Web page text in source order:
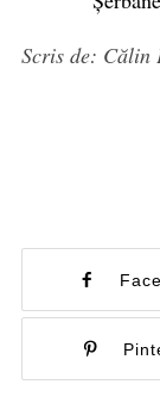
Scris de: Călin